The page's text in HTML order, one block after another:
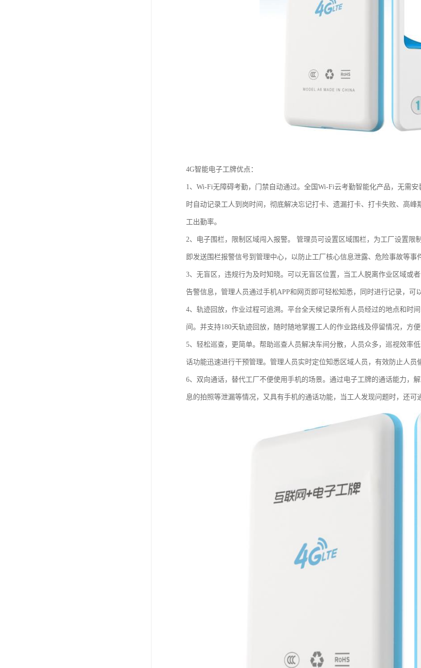
4G智能电子工牌优点：
1、Wi-Fi无障碍考勤，门禁自动通过。全国Wi-Fi云考勤智能化产品，无需
时自动记录工人到岗时间，彻底解决忘记打卡、遗漏打卡、打卡失败、高
工出勤率。
2、电子围栏，限制区域闯入报警。 管理员可设置区域围栏，为工厂设置限
即发送围栏报警信号到管理中心，以防止工厂核心信息泄露、危险事故等事
3、无盲区，违规行为及时知晓。可以无盲区位置，当工人脱离作业区域或
告警信息，管理人员通过手机APP和网页即可轻松知悉，同时进行记录，可
4、轨迹回放，作业过程可追溯。平台全天候记录所有人员经过的地点和时
间。并支持180天轨迹回放，随时随地掌握工人的作业路线及停留情况，方便
5、轻松巡查，更简单。帮助巡查人员解决车间分散，人员众多，巡视效率
话功能迅速进行干预管理。管理人员实时定位知悉区域人员，有效防止人员
6、双向通话，替代工厂不便使用手机的场景。通过电子工牌的通话能力，
息的拍照等泄漏等情况，又具有手机的通话功能，当工人发现问题时，还可